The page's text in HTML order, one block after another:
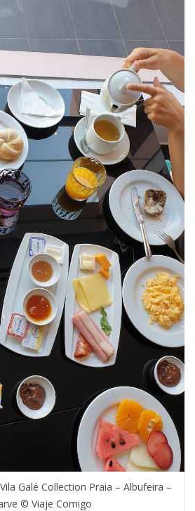
Galé Collection Praia – Albufeira –
© Viaje Comigo